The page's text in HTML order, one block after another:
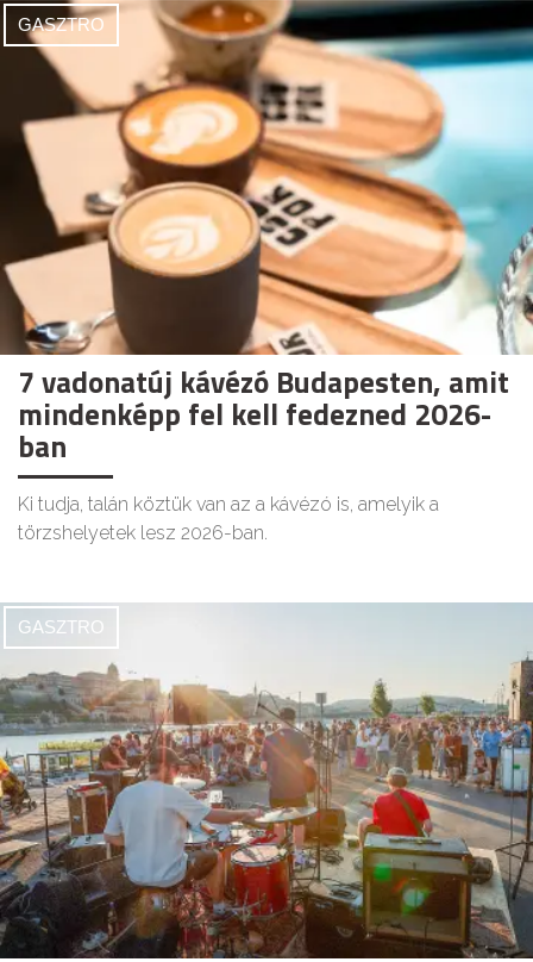
GASZTRO
7 vadonatúj kávézó Budapesten, amit
mindenképp fel kell fedezned 2026-
ban
Ki tudja, talán köztük van az a kávézó is, amelyik a
törzshelyetek lesz 2026-ban.
GASZTRO